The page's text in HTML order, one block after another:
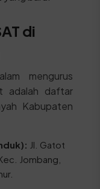
di
mengurus
adalah daftar
Kabupaten
Jl. Gatot
Jombang,